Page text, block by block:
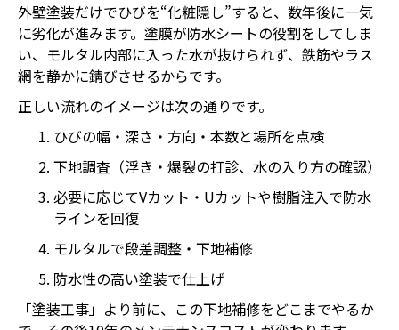
外壁塗装だけでひびを“化粧隠し”すると、数年後に一気
に劣化が進みます。塗膜が防水シートの役割をしてしま
い、モルタル内部に入った水が抜けられず、鉄筋やラス
網を静かに錆びさせるからです。
正しい流れのイメージは次の通りです。
ひびの幅・深さ・方向・本数と場所を点検
下地調査（浮き・爆裂の打診、水の入り方の確認）
必要に応じてVカット・Uカットや樹脂注入で防水
ラインを回復
モルタルで段差調整・下地補修
防水性の高い塗装で仕上げ
「塗装工事」より前に、この下地補修をどこまでやるか
ホーム 電話 メール マップ